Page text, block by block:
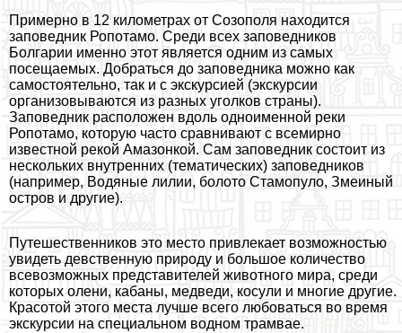
Примерно в 12 километрах от Созополя находится
заповедник Ропотамо. Среди всех заповедников
Болгарии именно этот является одним из самых
посещаемых. Добраться до заповедника можно как
самостоятельно, так и с экскурсией (экскурсии
организовываются из разных уголков страны).
Заповедник расположен вдоль одноименной реки
Ропотамо, которую часто сравнивают с всемирно
известной рекой Амaзoнкой. Сам заповедник состоит из
нескольких внутренних (тематических) заповедников
(например, Водяные лилии, болото Стамопуло, Змеиный
остров и другие).
Путешественников это место привлекает возможностью
увидеть дeвcтвeнную природу и большое количество
всевозможных представителей животного мира, среди
которых олени, кабаны, медведи, косули и многие другие.
Красотой этого места лучше всего любоваться во время
экскурсии на специальном водном трамвае.